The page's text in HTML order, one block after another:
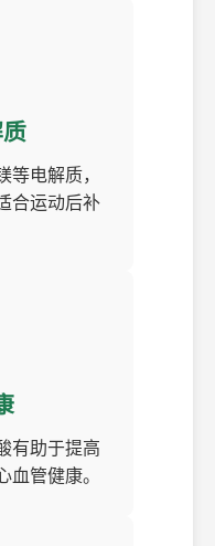
电解质，
合运动后补
有助于提高
管健康。